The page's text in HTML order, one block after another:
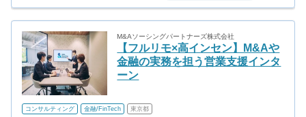
M&Aソーシングパートナーズ株式会社
【フルリモ×高インセン】M&Aや
金融の実務を担う営業支援インタ
ーン
コンサルティング 金融/FinTech 東京都